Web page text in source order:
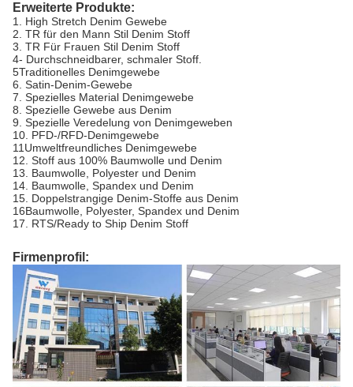
Erweiterte Produkte:
1. High Stretch Denim Gewebe
2. TR für den Mann Stil Denim Stoff
3. TR Für Frauen Stil Denim Stoff
4- Durchschneidbarer, schmaler Stoff.
5Traditionelles Denimgewebe
6. Satin-Denim-Gewebe
7. Spezielles Material Denimgewebe
8. Spezielle Gewebe aus Denim
9. Spezielle Veredelung von Denimgeweben
10. PFD-/RFD-Denimgewebe
11Umweltfreundliches Denimgewebe
12. Stoff aus 100% Baumwolle und Denim
13. Baumwolle, Polyester und Denim
14. Baumwolle, Spandex und Denim
15. Doppelstrangige Denim-Stoffe aus Denim
16Baumwolle, Polyester, Spandex und Denim
17. RTS/Ready to Ship Denim Stoff
Firmenprofil: